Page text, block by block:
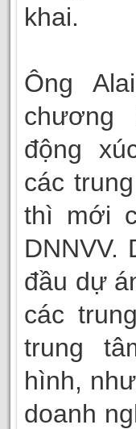
khai.
Ông
động
các
thì mới
DNNVV.
đầu dự
các
trung
hình,
doanh